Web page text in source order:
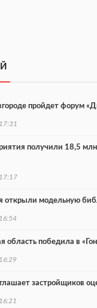
пройдет форум
получили 18,5
открыли модельную
область победила в
застройщиков